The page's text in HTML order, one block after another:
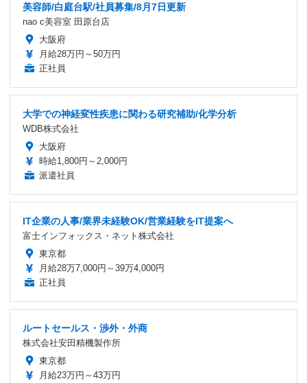
美容師/白庭台駅/社員募集/8月7日更新
nao c美容室 田原台店
大阪府
月給28万円～50万円
正社員
大学での神経変性疾患に関わる研究補助/化学分析
WDB株式会社
大阪府
時給1,800円～2,000円
派遣社員
IT企業の人事/業界未経験OK/営業経験をIT提案へ
富士インフォックス・ネット株式会社
東京都
月給28万7,000円～39万4,000円
正社員
ルートセールス・渉外・外商
株式会社安田精機製作所
東京都
月給23万円～43万円